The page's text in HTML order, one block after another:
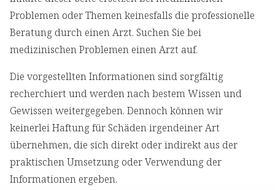
Problemen oder Themen keinesfalls die professionelle
Beratung durch einen Arzt. Suchen Sie bei
medizinischen Problemen einen Arzt auf.
Die vorgestellten Informationen sind sorgfältig
recherchiert und werden nach bestem Wissen und
Gewissen weitergegeben. Dennoch können wir
keinerlei Haftung für Schäden irgendeiner Art
übernehmen, die sich direkt oder indirekt aus der
praktischen Umsetzung oder Verwendung der
Informationen ergeben.